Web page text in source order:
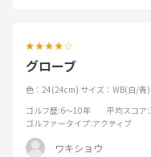
オル等で拭いて
アウト・インで２枚
枚目が必要であ
で干したため手袋の
かった ただ宿命
グローブ
色：24(24cm) サイズ：WB(白/青)
ゴルフ歴:6～10年 平均スコア
ゴルファータイプ:アクティブ
ワキショウ